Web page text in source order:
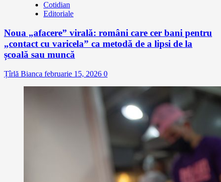
Cotidian
Editoriale
Noua „afacere” virală: români care cer bani pentru
„contact cu varicela” ca metodă de a lipsi de la
școală sau muncă
Țîrlă Bianca februarie 15, 2026 0